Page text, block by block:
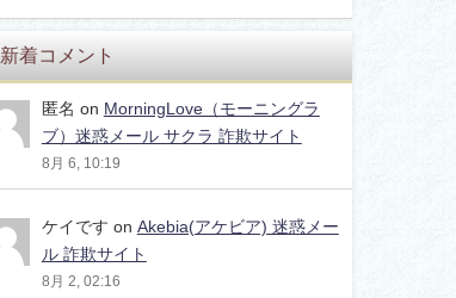
新着コメント
匿名 on MorningLove（モーニングラ
ブ）迷惑メール サクラ 詐欺サイト
8月 6, 10:19
ケイです on Akebia(アケビア) 迷惑メー
ル 詐欺サイト
8月 2, 02:16